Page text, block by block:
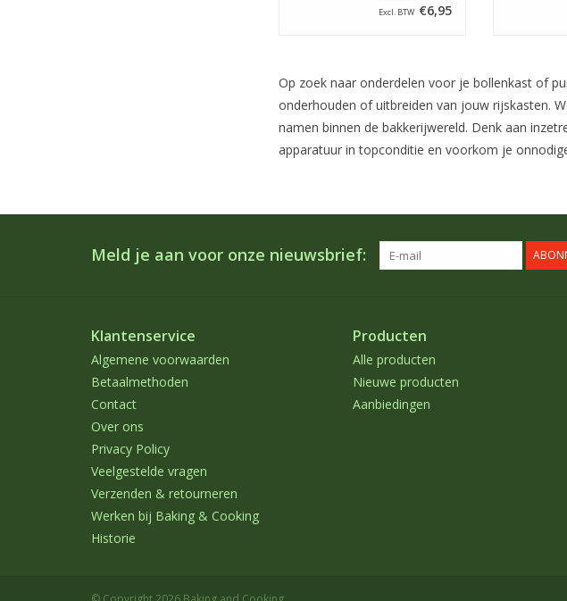
Excl. BTW €6,95
Op zoek naar onderdelen voor je bollenkast of
onderhouden of uitbreiden van jouw rijskasten.
namen binnen de bakkerijwereld. Denk aan
apparatuur in topconditie en voorkom je
Meld je aan voor onze nieuwsbrief:
Klantenservice
Algemene voorwaarden
Betaalmethoden
Contact
Over ons
Privacy Policy
Veelgestelde vragen
Verzenden & retourneren
Werken bij Baking & Cooking
Historie
Producten
Alle producten
Nieuwe producten
Aanbiedingen